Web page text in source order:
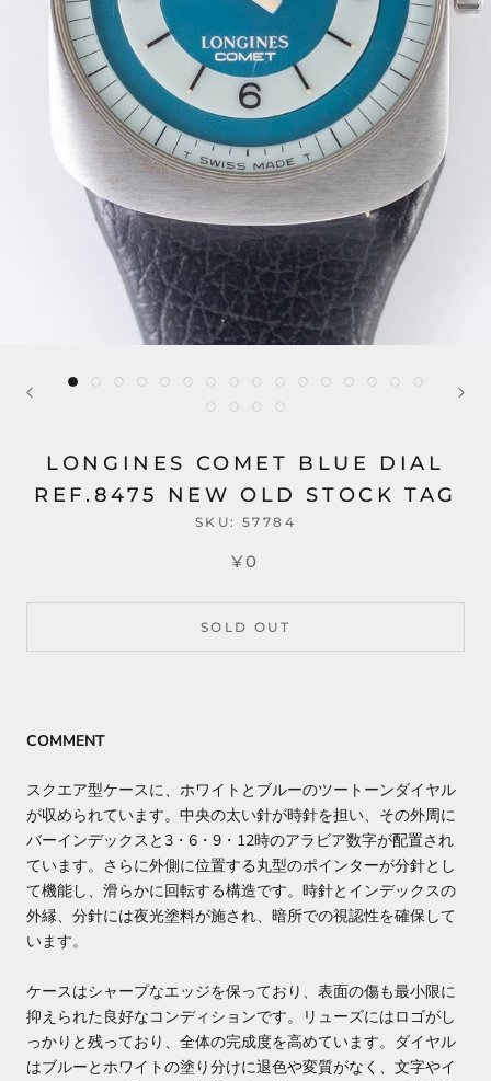
LONGINES COMET BLUE DIAL
REF.8475 NEW OLD STOCK TAG
SKU: 57784
¥0
SOLD OUT
COMMENT
スクエア型ケースに、ホワイトとブルーのツートーンダイヤル
が収められています。中央の太い針が時針を担い、その外周に
バーインデックスと3・6・9・12時のアラビア数字が配置され
ています。さらに外側に位置する丸型のポインターが分針とし
て機能し、滑らかに回転する構造です。時針とインデックスの
外縁、分針には夜光塗料が施され、暗所での視認性を確保して
います。
ケースはシャープなエッジを保っており、表面の傷も最小限に
抑えられた良好なコンディションです。リューズにはロゴがし
っかりと残っており、全体の完成度を高めています。ダイヤル
はブルーとホワイトの塗り分けに退色や変質がなく、文字やイ